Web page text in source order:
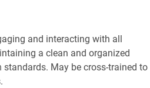
and interacting with all
a clean and organized
May be cross-trained to